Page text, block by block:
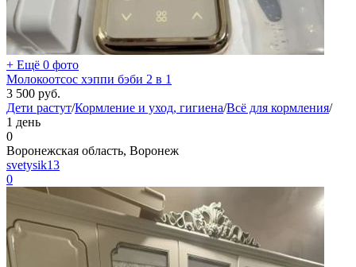
+ Ещё 0 фото
Молокоотсос хэппи бэби 2 в 1
3 500 руб.
Дети растут/Кормление и уход, гигиена/Всё для кормления/
1 день
0
Воронежская область, Воронеж
svetysik13
0